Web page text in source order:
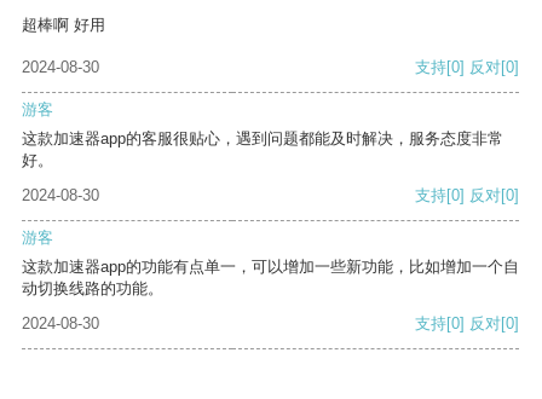
超棒啊 好用
2024-08-30 支持[0] 反对[0]
游客
这款加速器app的客服很贴心，遇到问题都能及时解决，服务态度非常
好。
2024-08-30
支持[0] 反对[0]
游客
这款加速器app的功能有点单一，可以增加一些新功能，比如增加一个自
动切换线路的功能。
2024-08-30
支持[0] 反对[0]